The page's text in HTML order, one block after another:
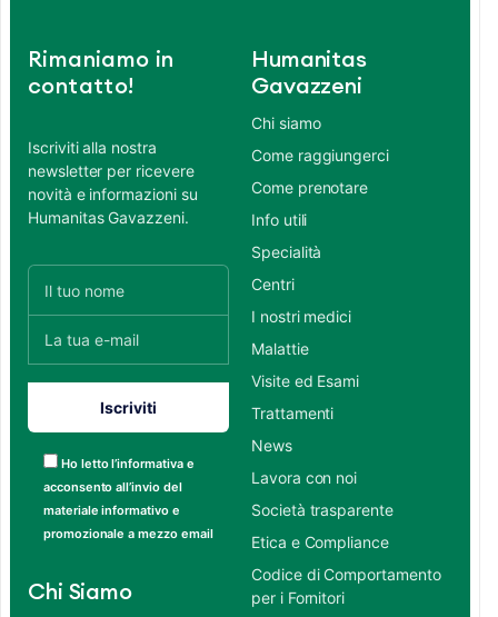
Rimaniamo in
contatto!
Iscriviti alla nostra
newsletter per ricevere
novità e informazioni su
Humanitas Gavazzeni.
Ho letto l’informativa e
acconsento all’invio del
materiale informativo e
promozionale a mezzo email
Chi Siamo
Humanitas
Gavazzeni
Chi siamo
Come raggiungerci
Come prenotare
Info utili
Specialità
Centri
I nostri medici
Malattie
Visite ed Esami
Trattamenti
News
Lavora con noi
Società trasparente
Etica e Compliance
Codice di Comportamento
per i Fornitori